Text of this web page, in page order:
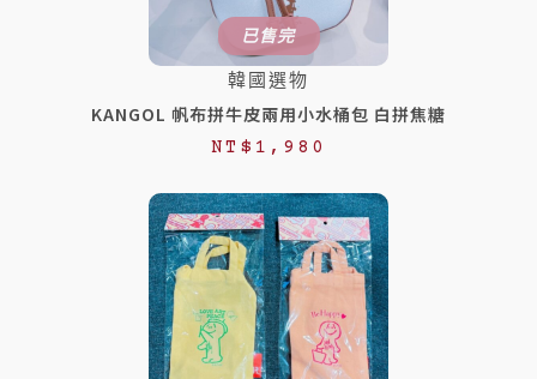
已售完
韓國選物
KANGOL 帆布拼牛皮兩用小水桶包 白拼焦糖
NT$ 1,980